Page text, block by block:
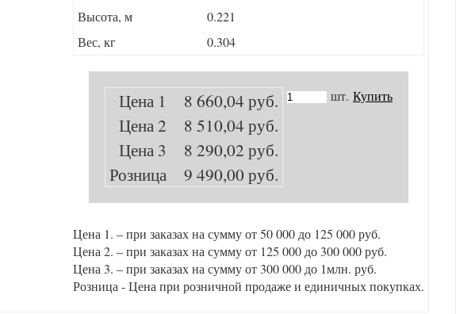
Высота, м
0.221
Вес, кг
0.304
Цена 1
8 660,04 руб.
Цена 2
8 510,04 руб.
Цена 3
8 290,02 руб.
Розница
9 490,00 руб.
шт. Купить
Цена 1. – при заказах на сумму от 50 000 до 125 000 руб.
Цена 2. – при заказах на сумму от 125 000 до 300 000 руб.
Цена 3. – при заказах на сумму от 300 000 до 1млн. руб.
Розница - Цена при розничной продаже и единичных покупках.